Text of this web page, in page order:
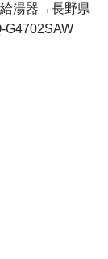
湯器→長野県
G4702SAW